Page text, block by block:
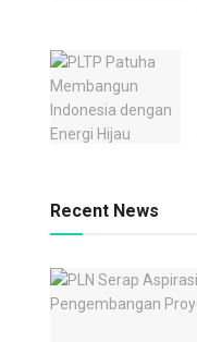
Recent News